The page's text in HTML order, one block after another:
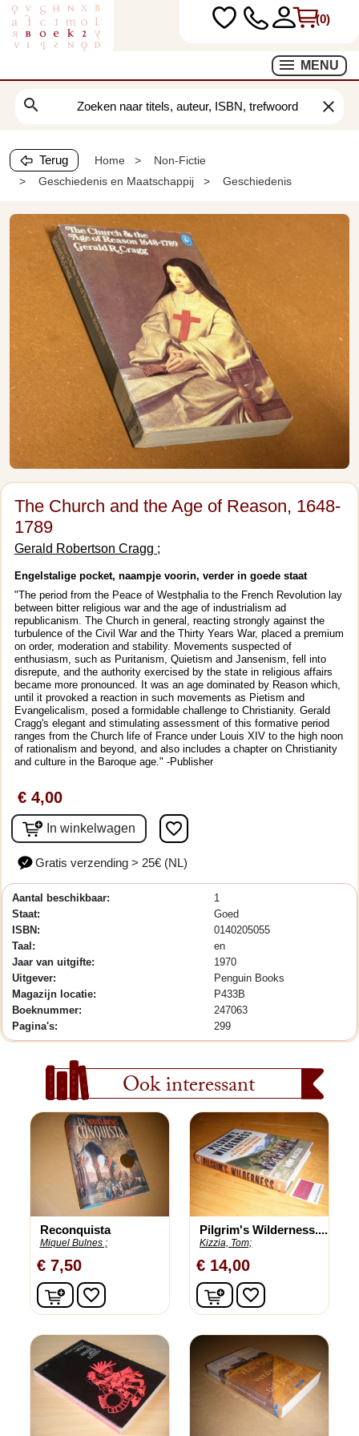
(0)
MENU
search clear
Terug Home
Non-Fictie
Geschiedenis en Maatschappij
Geschiedenis
The Church and the Age of Reason, 1648-
1789
Gerald Robertson Cragg ;
Engelstalige pocket, naampje voorin, verder in goede staat
"The period from the Peace of Westphalia to the French Revolution lay
between bitter religious war and the age of industrialism ad
republicanism. The Church in general, reacting strongly against the
turbulence of the Civil War and the Thirty Years War, placed a premium
on order, moderation and stability. Movements suspected of
enthusiasm, such as Puritanism, Quietism and Jansenism, fell into
disrepute, and the authority exercised by the state in religious affairs
became more pronounced. It was an age dominated by Reason which,
until it provoked a reaction in such movements as Pietism and
Evangelicalism, posed a formidable challenge to Christianity. Gerald
Cragg's elegant and stimulating assessment of this formative period
ranges from the Church life of France under Louis XIV to the high noon
of rationalism and beyond, and also includes a chapter on Christianity
and culture in the Baroque age." -Publisher
€ 4,00
In winkelwagen favorite_border
Gratis verzending > 25€ (NL)
Aantal beschikbaar:
1
Staat:
Goed
ISBN:
0140205055
Taal:
en
Jaar van uitgifte:
1970
Uitgever:
Penguin Books
Magazijn locatie:
P433B
Boeknummer:
247063
Pagina's:
299
Ook interessant
Reconquista
Miquel Bulnes ;
€ 7,50
In winkelwagen
favorite_border
Pilgrim's Wilderness....
Kizzia, Tom;
€ 14,00
In winkelwagen
favorite_border